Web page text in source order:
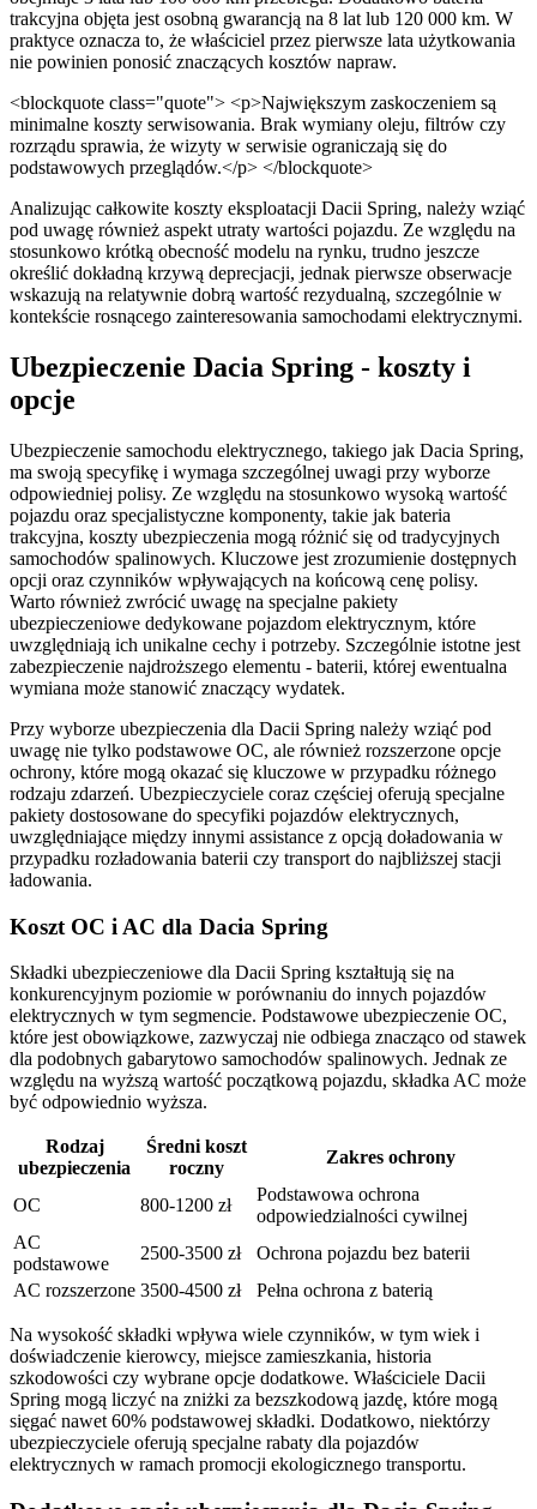
trakcyjna objęta jest osobną gwarancją na 8 lat lub 120 000 km. W
praktyce oznacza to, że właściciel przez pierwsze lata użytkowania
nie powinien ponosić znaczących kosztów napraw.
<blockquote class="quote"> <p>Największym zaskoczeniem są
minimalne koszty serwisowania. Brak wymiany oleju, filtrów czy
rozrządu sprawia, że wizyty w serwisie ograniczają się do
podstawowych przeglądów.</p> </blockquote>
Analizując całkowite koszty eksploatacji Dacii Spring, należy wziąć
pod uwagę również aspekt utraty wartości pojazdu. Ze względu na
stosunkowo krótką obecność modelu na rynku, trudno jeszcze
określić dokładną krzywą deprecjacji, jednak pierwsze obserwacje
wskazują na relatywnie dobrą wartość rezydualną, szczególnie w
kontekście rosnącego zainteresowania samochodami elektrycznymi.
Ubezpieczenie Dacia Spring - koszty i
opcje
Ubezpieczenie samochodu elektrycznego, takiego jak Dacia Spring,
ma swoją specyfikę i wymaga szczególnej uwagi przy wyborze
odpowiedniej polisy. Ze względu na stosunkowo wysoką wartość
pojazdu oraz specjalistyczne komponenty, takie jak bateria
trakcyjna, koszty ubezpieczenia mogą różnić się od tradycyjnych
samochodów spalinowych. Kluczowe jest zrozumienie dostępnych
opcji oraz czynników wpływających na końcową cenę polisy.
Warto również zwrócić uwagę na specjalne pakiety
ubezpieczeniowe dedykowane pojazdom elektrycznym, które
uwzględniają ich unikalne cechy i potrzeby. Szczególnie istotne jest
zabezpieczenie najdroższego elementu - baterii, której ewentualna
wymiana może stanowić znaczący wydatek.
Przy wyborze ubezpieczenia dla Dacii Spring należy wziąć pod
uwagę nie tylko podstawowe OC, ale również rozszerzone opcje
ochrony, które mogą okazać się kluczowe w przypadku różnego
rodzaju zdarzeń. Ubezpieczyciele coraz częściej oferują specjalne
pakiety dostosowane do specyfiki pojazdów elektrycznych,
uwzględniające między innymi assistance z opcją doładowania w
przypadku rozładowania baterii czy transport do najbliższej stacji
ładowania.
Koszt OC i AC dla Dacia Spring
Składki ubezpieczeniowe dla Dacii Spring kształtują się na
konkurencyjnym poziomie w porównaniu do innych pojazdów
elektrycznych w tym segmencie. Podstawowe ubezpieczenie OC,
które jest obowiązkowe, zazwyczaj nie odbiega znacząco od stawek
dla podobnych gabarytowo samochodów spalinowych. Jednak ze
względu na wyższą wartość początkową pojazdu, składka AC może
być odpowiednio wyższa.
Rodzaj
ubezpieczenia
Średni koszt
roczny
Zakres ochrony
OC 800-1200 zł
Podstawowa ochrona
odpowiedzialności cywilnej
AC
podstawowe
2500-3500 zł
Ochrona pojazdu bez baterii
AC rozszerzone 3500-4500 zł Pełna ochrona z baterią
Na wysokość składki wpływa wiele czynników, w tym wiek i
doświadczenie kierowcy, miejsce zamieszkania, historia
szkodowości czy wybrane opcje dodatkowe. Właściciele Dacii
Spring mogą liczyć na zniżki za bezszkodową jazdę, które mogą
sięgać nawet 60% podstawowej składki. Dodatkowo, niektórzy
ubezpieczyciele oferują specjalne rabaty dla pojazdów
elektrycznych w ramach promocji ekologicznego transportu.